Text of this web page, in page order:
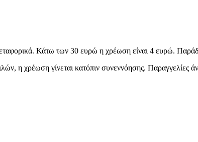
Κάτω των 30 ευρώ η χρέωση είναι 4 ευρώ.
η χρέωση γίνεται κατόπιν συνεννόησης. Παραγγελίες